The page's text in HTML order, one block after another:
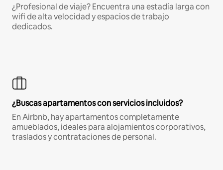
¿Profesional de viaje? Encuentra una estadía larga con
wifi de alta velocidad y espacios de trabajo
dedicados.
¿Buscas apartamentos con servicios incluidos?
En Airbnb, hay apartamentos completamente
amueblados, ideales para alojamientos corporativos,
traslados y contrataciones de personal.